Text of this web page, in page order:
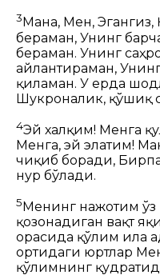
3 Мана, Мен, Эгангиз,
бераман, Унинг
бераман. Унинг
айлантираман,
қиламан. У ерда
Шукроналик, қўшиқ
4Эй халқим! Менга
Менга, эй элатим!
чиқиб боради,
нур бўлади.
5 Менинг нажотим ўз
қозонадиган вақт
орасида қўлим ила
ортидаги юртлар
қўлимнинг